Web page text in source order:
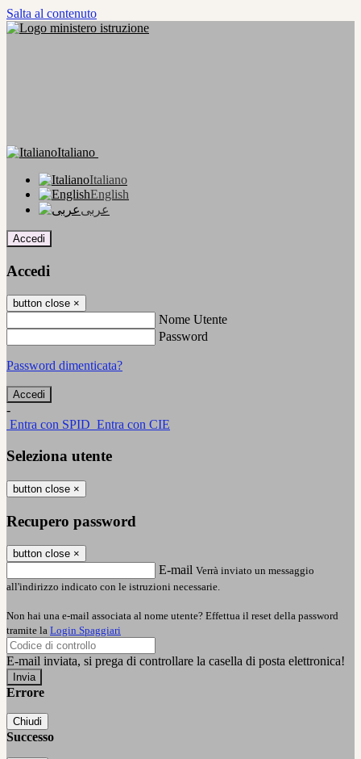
Salta al contenuto
Italiano
Italiano
English
عربى
Accedi
Accedi
button close ×
Nome Utente
Password
Password dimenticata?
-
Entra con SPID Entra con CIE
Seleziona utente
button close ×
Recupero password
button close ×
E-mail Verrà inviato un messaggio
all'indirizzo indicato con le istruzioni necessarie.
Non hai una e-mail associata al nome utente? Effettua il reset della password
tramite la Login Spaggiari
E-mail inviata, si prega di controllare la casella di posta elettronica!
Errore
Chiudi
Successo